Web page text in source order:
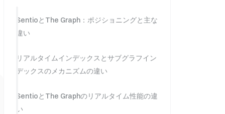
SentioとThe Graph：ポジショニングと主な
違い
リアルタイムインデックスとサブグラフイン
デックスのメカニズムの違い
SentioとThe Graphのリアルタイム性能の違
い